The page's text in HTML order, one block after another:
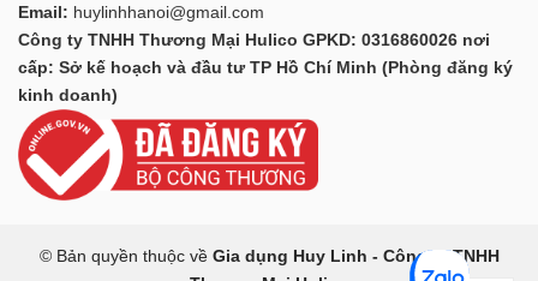
Email: huylinhhanoi@gmail.com
Công ty TNHH Thương Mại Hulico GPKD: 0316860026 nơi
cấp: Sở kế hoạch và đầu tư TP Hồ Chí Minh (Phòng đăng ký
kinh doanh)
© Bản quyền thuộc về Gia dụng Huy Linh - Công ty TNHH